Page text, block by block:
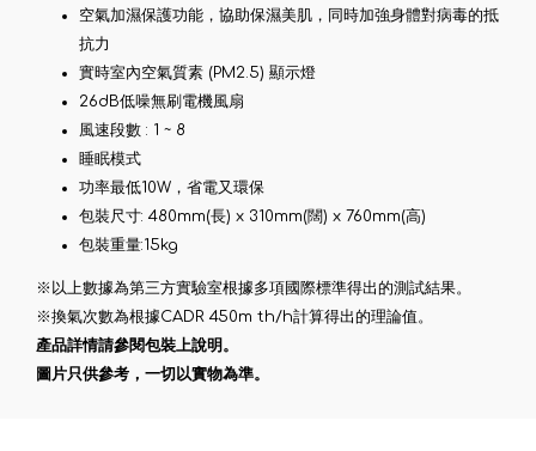
空氣加濕保護功能，協助保濕美肌，同時加強身體對病毒的抵
抗力
實時室內空氣質素 (PM2.5) 顯示燈
26dB低噪無刷電機風扇
風速段數 : 1 ~ 8
睡眠模式
功率最低10W，省電又環保
包裝尺寸: 480mm(長) x 310mm(闊) x 760mm(高)
包裝重量:15kg
※以上數據為第三方實驗室根據多項國際標準得出的測試結果。
※換氣次數為根據CADR 450m th/h計算得出的理論值。
產品詳情請參閱包裝上說明。
圖片只供參考，一切以實物為準。